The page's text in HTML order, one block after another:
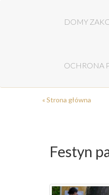
DOMY
OCHRONA
« Strona główna
Festyn